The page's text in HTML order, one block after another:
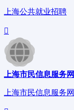
上海公共就业招聘
上海市民信息服务网
上海市民信息服务网